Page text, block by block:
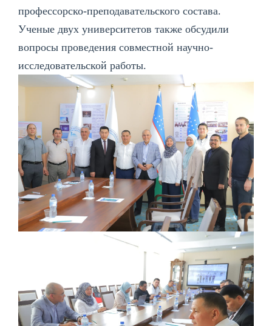
профессорско-преподавательского состава.
Ученые двух университетов также обсудили
вопросы проведения совместной научно-
исследовательской работы.